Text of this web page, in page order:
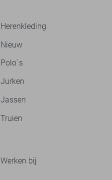
Herenkleding
Nieuw
Polo`s
Jurken
Jassen
Truien
Werken bij